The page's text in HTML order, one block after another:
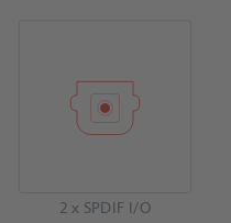
2 x SPDIF I/O